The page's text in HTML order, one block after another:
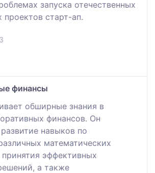
запуска отечественных
проектов старт-ап.
финансы
обширные знания в
финансов. Он
навыков по
математических
эффективных
а также